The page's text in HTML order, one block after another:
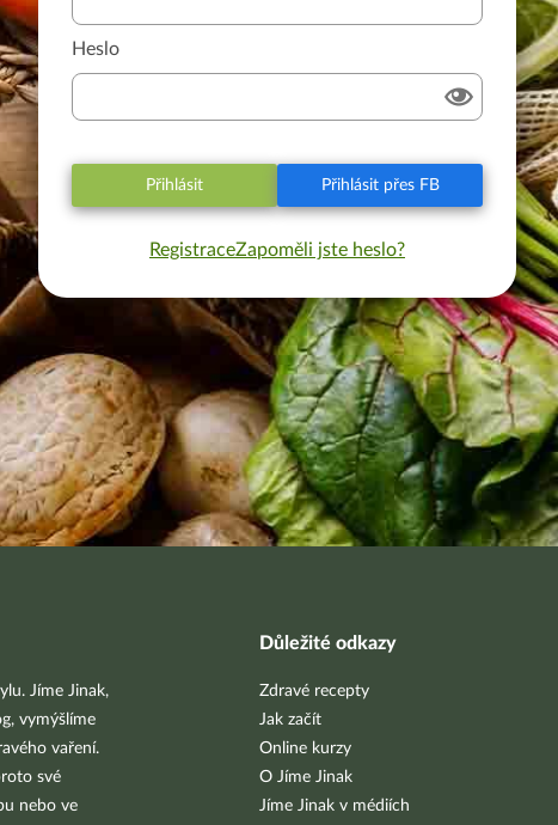
Heslo
Přihlásit Přihlásit přes FB
RegistraceZapoměli jste heslo?
Jíme Jinak,
vymýšlíme
vaření.
své
nebo ve
Důležité odkazy
Zdravé recepty
Jak začít
Online kurzy
O Jíme Jinak
Jíme Jinak v médiích